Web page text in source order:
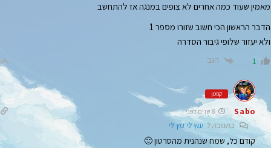
מאמין שעוד כמה אחרים לא צופים במנגה אז להתחשב
הדבר הראשון הכי חשוב שזורו מספר 1
ולא יעזור שלופי גיבור הסדרה
1 הגב
קפטן
Sabo
בתגובה לעוץ לי גוץ לי
קודם כל, שמח שנהנית מהסרטון 🙂